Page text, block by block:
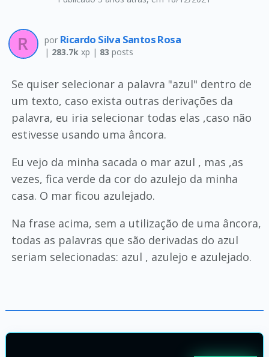
por Ricardo Silva Santos Rosa
| 283.7kxp | 83 posts
Se quiser selecionar a palavra "azul" dentro de
um texto, caso exista outras derivações da
palavra, eu iria selecionar todas elas ,caso não
estivesse usando uma âncora.
Eu vejo da minha sacada o mar azul , mas ,as
vezes, fica verde da cor do azulejo da minha
casa. O mar ficou azulejado.
Na frase acima, sem a utilização de uma âncora,
todas as palavras que são derivadas do azul
seriam selecionadas: azul , azulejo e azulejado.